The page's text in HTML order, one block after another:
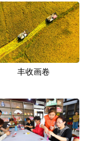
丰收画卷